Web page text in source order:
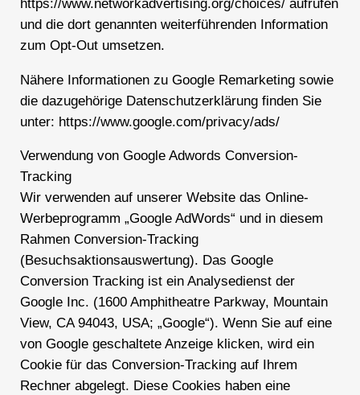
https://www.networkadvertising.org/choices/ aufrufen
und die dort genannten weiterführenden Information
zum Opt-Out umsetzen.
Nähere Informationen zu Google Remarketing sowie
die dazugehörige Datenschutzerklärung finden Sie
unter: https://www.google.com/privacy/ads/
Verwendung von Google Adwords Conversion-
Tracking
Wir verwenden auf unserer Website das Online-
Werbeprogramm „Google AdWords“ und in diesem
Rahmen Conversion-Tracking
(Besuchsaktionsauswertung). Das Google
Conversion Tracking ist ein Analysedienst der
Google Inc. (1600 Amphitheatre Parkway, Mountain
View, CA 94043, USA; „Google“). Wenn Sie auf eine
von Google geschaltete Anzeige klicken, wird ein
Cookie für das Conversion-Tracking auf Ihrem
Rechner abgelegt. Diese Cookies haben eine